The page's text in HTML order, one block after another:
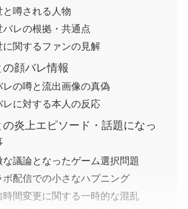
と噂される人物
バレの根拠・共通点
に関するファンの見解
顔バレ情報
レの噂と流出画像の真偽
レに対する本人の反応
炎上エピソード・話題になっ
な議論となったゲーム選択問題
ボ配信での小さなハプニング
時間変更に関する一時的な混乱